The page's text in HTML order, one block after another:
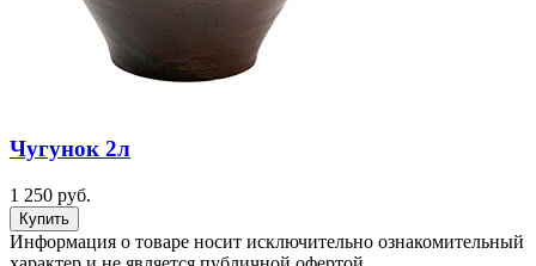
Чугунок 2л
1 250 руб.
Информация о товаре носит исключительно ознакомительный